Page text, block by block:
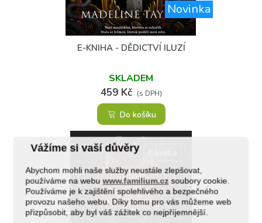
Vážíme si vaší důvěry
Abychom mohli naše služby neustále zlepšovat,
používáme na webuwww.familium.cz soubory cookie.
Používáme je k zajištění spolehlivého a bezpečného
provozu našeho webu. Díky tomu pro vás můžeme web
přizpůsobit, aby byl váš zážitek co nejpříjemnější.
Novinka
E-KNIHA - DĚDICTVÍ ILUZÍ
SKLADEM
459 Kč (s DPH)
(1)
Do košíku